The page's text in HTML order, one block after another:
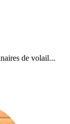
de volail...